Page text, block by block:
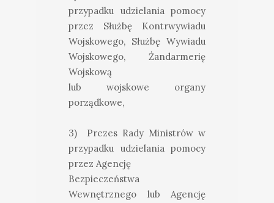
przypadku udzielania pomocy
przez Służbę Kontrwywiadu
Wojskowego, Służbę Wywiadu
Wojskowego, Żandarmerię
Wojskową
lub wojskowe organy
porządkowe,
3) Prezes Rady Ministrów w
przypadku udzielania pomocy
przez Agencję
Bezpieczeństwa
Wewnętrznego lub Agencję